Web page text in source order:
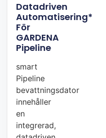
Datadriven
Automatisering*
För
GARDENA
Pipeline
smart
Pipeline
bevattningsdator
innehåller
en
integrerad,